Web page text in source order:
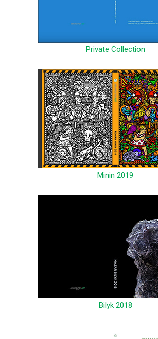
Private Collection
Minin 2019
Bilyk 2018